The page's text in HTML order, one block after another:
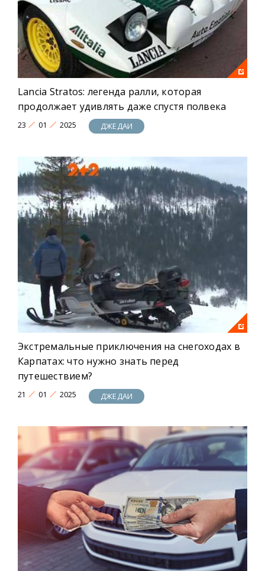
Lancia Stratos: легенда ралли, которая
продолжает удивлять даже спустя полвека
23 01 2025 ДЖЕДАИ
Экстремальные приключения на снегоходах в
Карпатах: что нужно знать перед
путешествием?
21 01 2025 ДЖЕДАИ